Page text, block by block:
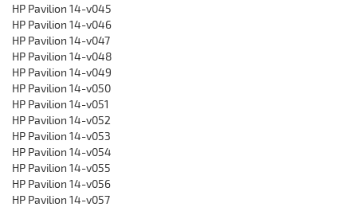
HP Pavilion 14-v045
HP Pavilion 14-v046
HP Pavilion 14-v047
HP Pavilion 14-v048
HP Pavilion 14-v049
HP Pavilion 14-v050
HP Pavilion 14-v051
HP Pavilion 14-v052
HP Pavilion 14-v053
HP Pavilion 14-v054
HP Pavilion 14-v055
HP Pavilion 14-v056
HP Pavilion 14-v057